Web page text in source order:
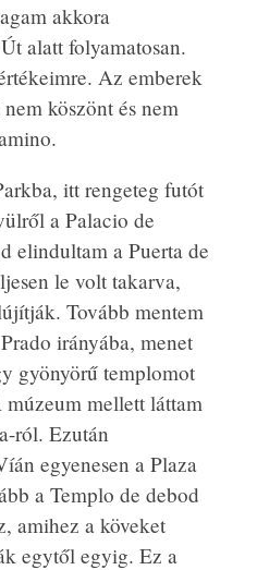
akkora
alatt folyamatosan.
Az emberek
köszönt és nem
itt rengeteg futót
a Palacio de
elindultam a Puerta de
le volt takarva,
Tovább mentem
irányába, menet
gyönyörű templomot
mellett láttam
ról. Ezután
egyenesen a Plaza
a Templo de debod
amihez a köveket
egytől egyig. Ez a